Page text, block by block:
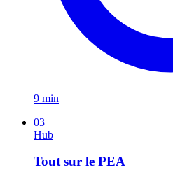
9 min
03
Hub
Tout sur le PEA